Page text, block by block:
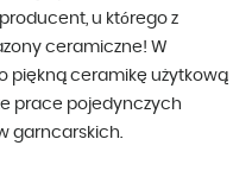
u którego z
ceramiczne! W
piękną ceramikę użytkową
prace pojedynczych
garncarskich.